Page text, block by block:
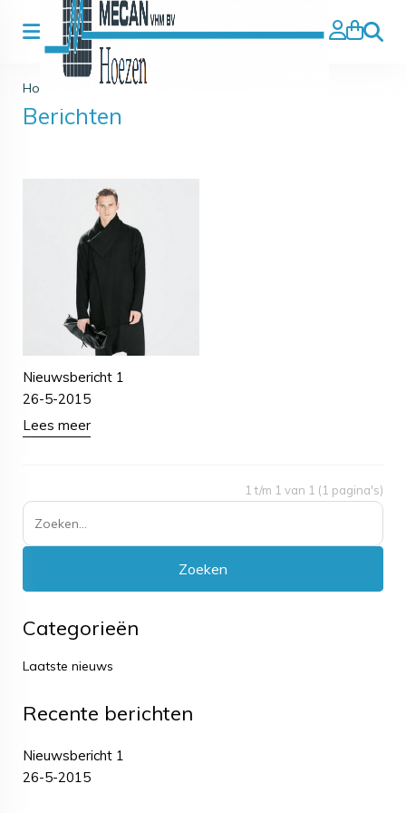
Zoeken
Home Blog
Berichten
Categorieën
Laatste nieuws
Recente berichten
Nieuwsbericht 1
26-5-2015
Nieuwsbericht 1
26-5-2015
Lees meer
1 t/m 1 van 1 (1 pagina's)